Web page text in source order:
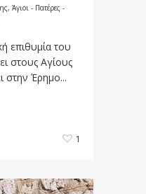
, Άγιοι - Πατέρες -
επιθυμία του
στους Αγίους
στην Έρημο...
1